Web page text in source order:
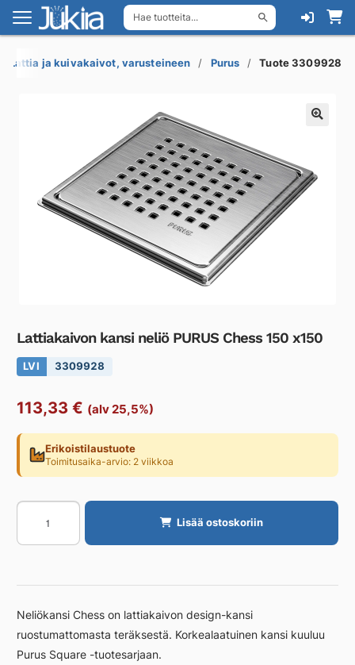
Hae tuotteita...
Siirry
navigointiin
Siirry
sisältöön
Lattia ja kuivakaivot, varusteineen Purus Tuote 3309928
Lattiakaivon kansi neliö PURUS Chess 150 x150
LVI 3309928
113,33 € (alv 25,5%)
Erikoistilaustuote
Toimitusaika-arvio: 2 viikkoa
Lattiakaivon
neliö
Chess
x150
määrä
Lisää ostoskoriin
Neliökansi Chess on lattiakaivon design-kansi
ruostumattomasta teräksestä. Korkealaatuinen kansi kuuluu
Purus Square -tuotesarjaan.